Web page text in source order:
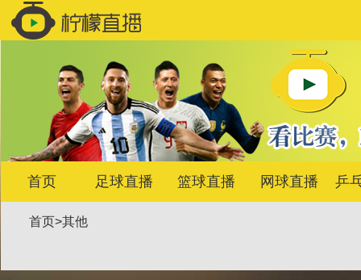
首页 足球直播 篮球直播 网球直播 乒
首页>其他